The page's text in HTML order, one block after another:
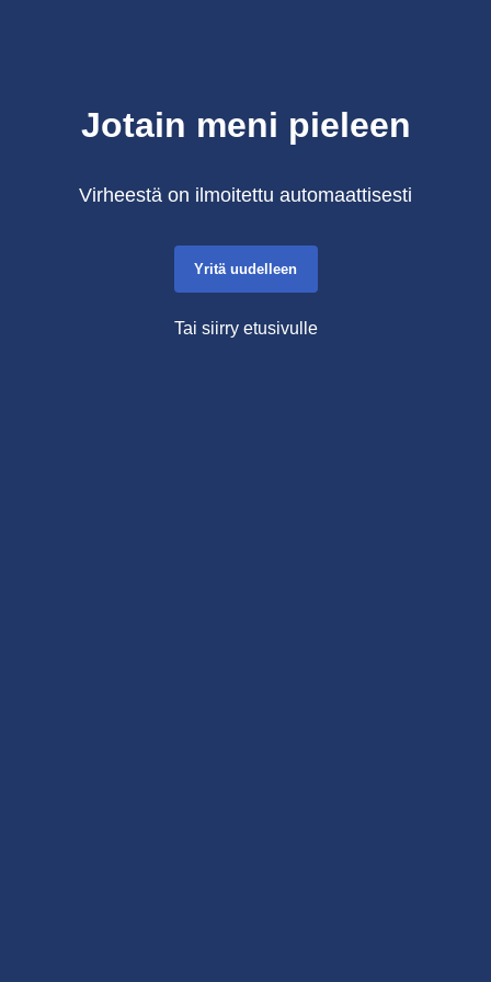
Jotain meni pieleen
Virheestä on ilmoitettu automaattisesti
Yritä uudelleen
Tai siirry etusivulle